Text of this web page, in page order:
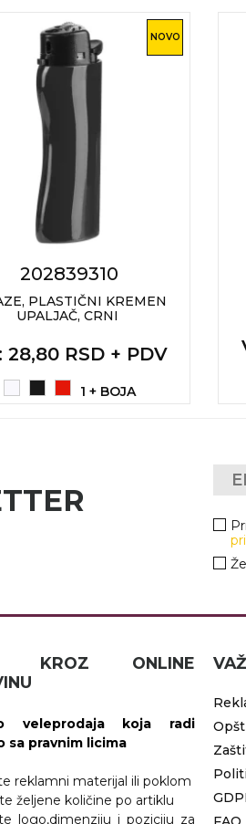
NOVO
202839310
PLASTIČNI KREMEN
UPALJAČ, CRNI
28,80 RSD + PDV
1 + BOJA
KROZ ONLINE
veleprodaja koja radi
sa pravnim licima
reklamni materijal ili poklom
željene količine po artiklu
logo,dimenziju i poziciju za